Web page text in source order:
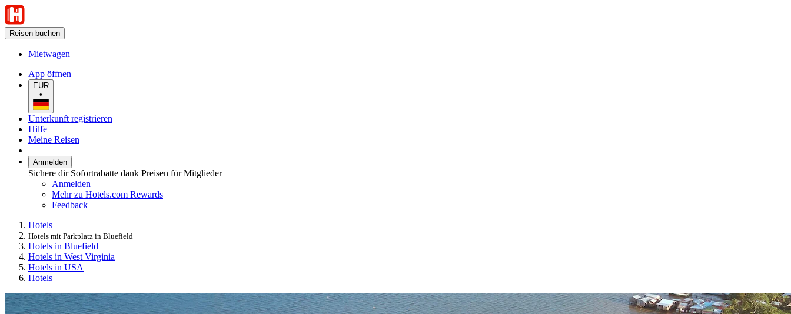
Reisen buchen
Mietwagen
App öffnen
EUR
•
Unterkunft registrieren
Hilfe
Meine Reisen
Anmelden
Sichere dir Sofortrabatte dank Preisen für Mitglieder
Anmelden
Mehr zu Hotels.com Rewards
Feedback
Hotels
Hotels mit Parkplatz in Bluefield
Hotels in Bluefield
Hotels in West Virginia
Hotels in USA
Hotels